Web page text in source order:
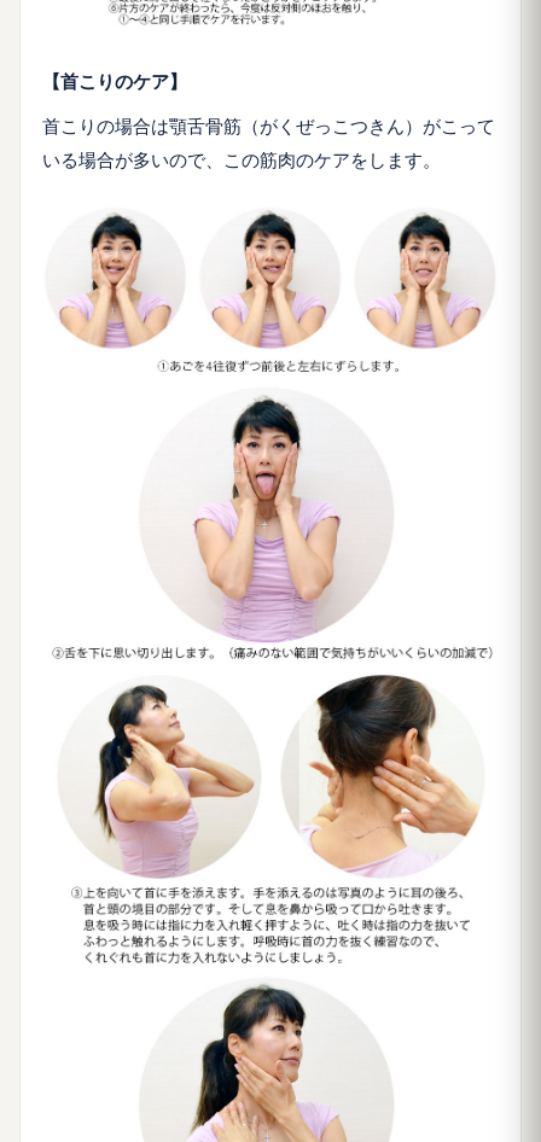
【首こりのケア】
首こりの場合は顎舌骨筋（がくぜっこつきん）がこって
いる場合が多いので、この筋肉のケアをします。